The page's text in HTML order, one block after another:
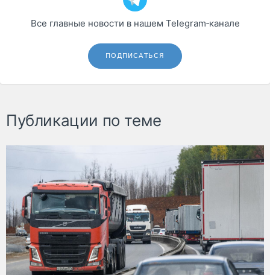
Все главные новости в нашем Telegram‑канале
ПОДПИСАТЬСЯ
Публикации по теме